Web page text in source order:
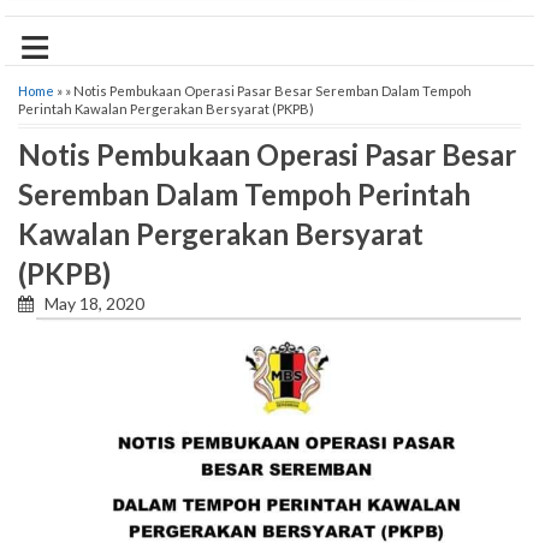
≡
Home » » Notis Pembukaan Operasi Pasar Besar Seremban Dalam Tempoh
Perintah Kawalan Pergerakan Bersyarat (PKPB)
Notis Pembukaan Operasi Pasar Besar
Seremban Dalam Tempoh Perintah
Kawalan Pergerakan Bersyarat
(PKPB)
May 18, 2020